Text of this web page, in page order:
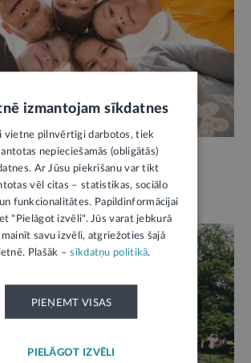
Labklājība
izmantojam sīkdatnes
vietne pilnvērtīgi darbotos, tiek
nepieciešamās (obligātās)
Ar Jūsu piekrišanu var tikt
vēl citas – statistikas, sociālo
funkcionalitātes. Papildinformācijai
"Pielāgot izvēli". Jūs varat jebkurā
savu izvēli, atgriežoties šajā
Plašāk –sīkdatņu politikā.
PIEŅEMT VISAS
PIELĀGOT IZVĒLI